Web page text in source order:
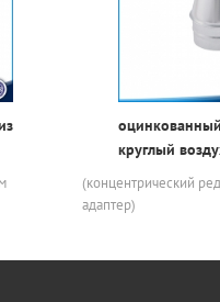
круглый
редуктор для
(концентрический
адаптер)